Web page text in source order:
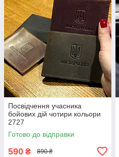
Посвідчення учасника
бойових дій чотири кольори
2727
Готово до відправки
590 ₴ 890 ₴